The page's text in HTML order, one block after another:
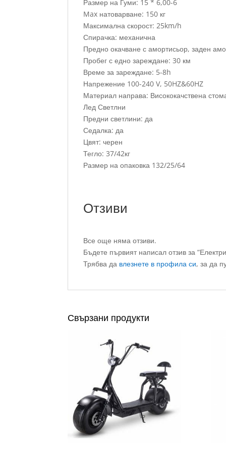
Размер на Гуми: 15 * 6,00-6
Max натоварване: 150 кг
Максимална скорост: 25km/h
Спирачка: механична
Предно окачване с амортисьор, заден
Пробег с едно зареждане: 30 км
Време за зареждане: 5-8h
Напрежение 100-240 V, 50HZ&60HZ
Материал направа: Висококачствена
Лед Светлни
Предни светлини: да
Седалка: да
Цвят: черен
Тегло: 37/42кг
Размер на опаковка 132/25/64
Отзиви
Все още няма отзиви.
Бъдете първият написал отзив за
Трябва да влезнете в профила си, за да
Свързани продукти